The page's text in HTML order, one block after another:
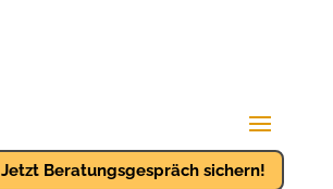
Jetzt Beratungsgespräch sichern!